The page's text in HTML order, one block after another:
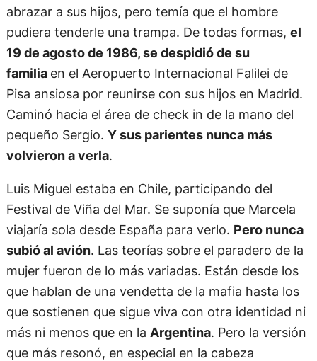
abrazar a sus hijos, pero temía que el hombre
pudiera tenderle una trampa. De todas formas, el
19 de agosto de 1986, se despidió de su
familia en el Aeropuerto Internacional Falilei de
Pisa ansiosa por reunirse con sus hijos en Madrid.
Caminó hacia el área de check in de la mano del
pequeño Sergio. Y sus parientes nunca más
volvieron a verla.
Luis Miguel estaba en Chile, participando del
Festival de Viña del Mar. Se suponía que Marcela
viajaría sola desde España para verlo. Pero nunca
subió al avión. Las teorías sobre el paradero de la
mujer fueron de lo más variadas. Están desde los
que hablan de una vendetta de la mafia hasta los
que sostienen que sigue viva con otra identidad ni
más ni menos que en la Argentina. Pero la versión
que más resonó, en especial en la cabeza